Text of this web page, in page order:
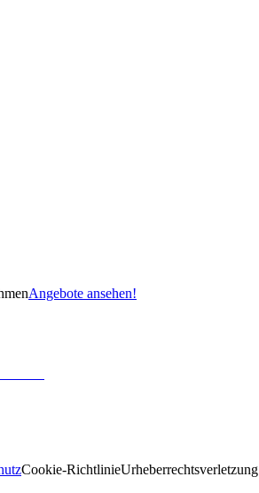
Angebote ansehen!
Cookie-RichtlinieUrheberrechtsverletzung